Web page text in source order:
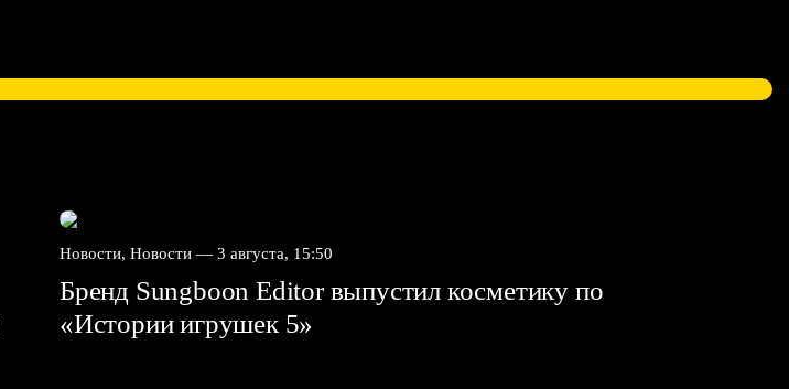
Новости, Новости — 3 августа, 15:50
Бренд Sungboon Editor выпустил косметику по
«Истории игрушек 5»